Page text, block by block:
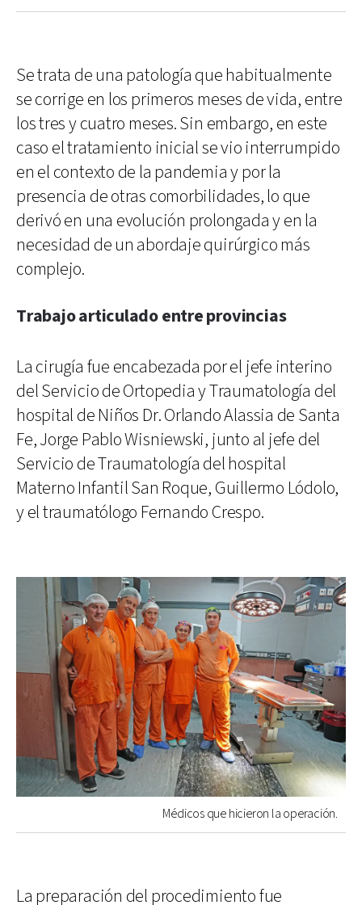
Se trata de una patología que habitualmente
se corrige en los primeros meses de vida, entre
los tres y cuatro meses. Sin embargo, en este
caso el tratamiento inicial se vio interrumpido
en el contexto de la pandemia y por la
presencia de otras comorbilidades, lo que
derivó en una evolución prolongada y en la
necesidad de un abordaje quirúrgico más
complejo.
Trabajo articulado entre provincias
La cirugía fue encabezada por el jefe interino
del Servicio de Ortopedia y Traumatología del
hospital de Niños Dr. Orlando Alassia de Santa
Fe, Jorge Pablo Wisniewski, junto al jefe del
Servicio de Traumatología del hospital
Materno Infantil San Roque, Guillermo Lódolo,
y el traumatólogo Fernando Crespo.
Médicos que hicieron la operación.
La preparación del procedimiento fue